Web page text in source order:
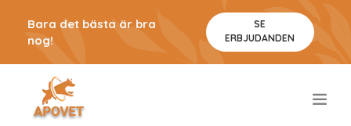
Bara det bästa är bra
nog!
SE
ERBJUDANDEN